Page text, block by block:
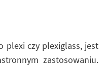
plexi czy plexiglass, jest
zastosowaniu.